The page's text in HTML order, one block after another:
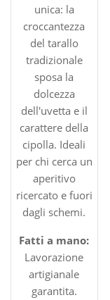
unica: la
croccantezza
del tarallo
tradizionale
sposa la
dolcezza
dell'uvetta e il
carattere della
cipolla. Ideali
per chi cerca un
aperitivo
ricercato e fuori
dagli schemi.
Fatti a mano:
Lavorazione
artigianale
garantita.